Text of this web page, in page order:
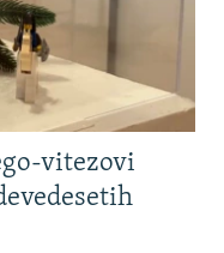
vitezovi